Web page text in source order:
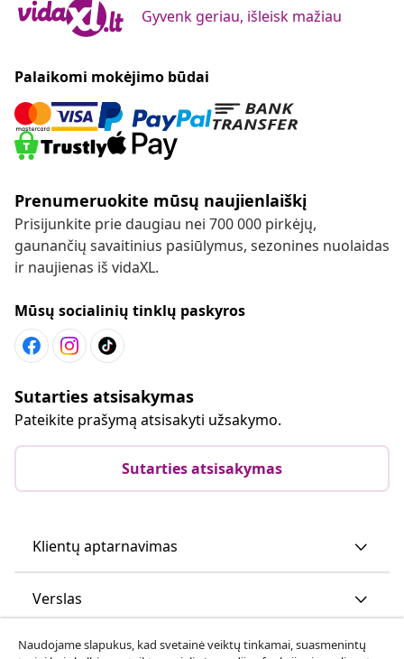
Gyvenk geriau, išleisk mažiau
Palaikomi mokėjimo būdai
Prenumeruokite mūsų naujienlaiškį
Prisijunkite prie daugiau nei 700 000 pirkėjų,
gaunančių savaitinius pasiūlymus, sezonines nuolaidas
ir naujienas iš vidaXL.
Mūsų socialinių tinklų paskyros
Sutarties atsisakymas
Pateikite prašymą atsisakyti užsakymo.
Sutarties atsisakymas
Klientų aptarnavimas
Verslas
vidaXL
Naudojame slapukus, kad svetainė veiktų tinkamai, suasmenintų